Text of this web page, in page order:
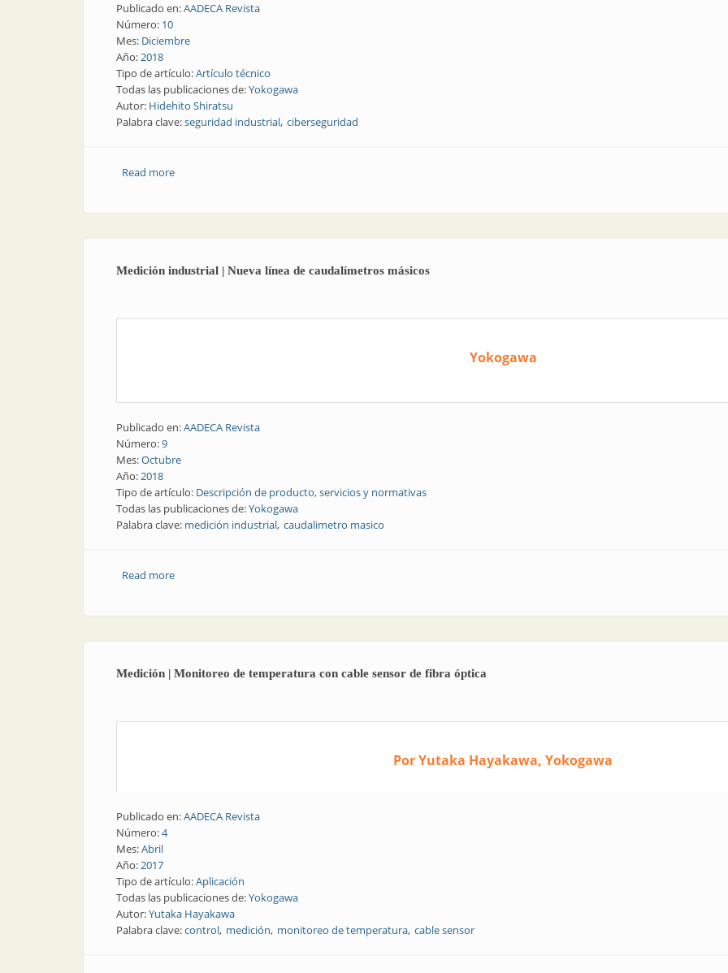
Publicado en:AADECA Revista
Número: 10
Mes: Diciembre
Año:2018
Tipo de artículo:Artículo técnico
Todas las publicaciones de:Yokogawa
Autor: Hidehito Shiratsu
Palabra clave:seguridad industrial ciberseguridad
Read moreabout Seguridad industrial y ciberseguridad | Comparación entre sistemas instrumentados de seguridad
Medición industrial | Nueva línea de caudalímetros másicos
Yokogawa
Publicado en:AADECA Revista
Número:9
Mes:Octubre
Año:2018
Tipo de artículo: Descripción de producto, servicios y normativas
Todas las publicaciones de:Yokogawa
Palabra clave: medición industrial caudalimetro masico
Read moreabout Medición industrial | Nueva línea de caudalímetros másicos
Medición | Monitoreo de temperatura con cable sensor de fibra óptica
Por Yutaka Hayakawa, Yokogawa
Publicado en:AADECA Revista
Número:4
Mes:Abril
Año:2017
Tipo de artículo:Aplicación
Todas las publicaciones de:Yokogawa
Autor:Yutaka Hayakawa
Palabra clave:control medición monitoreo de temperatura cable sensor